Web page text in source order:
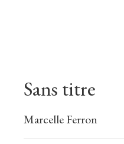
Sans titre
Marcelle Ferron